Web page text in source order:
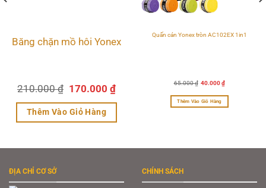
Băng chặn mồ hôi Yonex
210.000₫ Giá
là:
210.000 ₫.
170.000₫Giá
là:
Thêm Vào Giỏ Hàng
Quấn cán Yonex tròn AC102EX 1in1
65.000₫ Giá
65.000 ₫.
40.000₫Giá
hiện
là:
Thêm Vào Giỏ Hàng
ĐỊA CHỈ CƠ SỞ CHÍNH SÁCH